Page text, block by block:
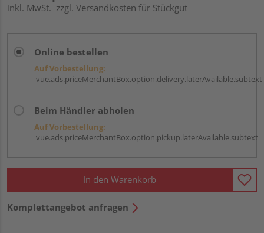
inkl. MwSt. zzgl. Versandkosten für Stückgut
Online bestellen
Auf Vorbestellung:
vue.ads.priceMerchantBox.option.delivery.laterAvailable.subtext
Beim Händler abholen
Auf Vorbestellung:
vue.ads.priceMerchantBox.option.pickup.laterAvailable.subtext
In den Warenkorb
Komplettangebot anfragen